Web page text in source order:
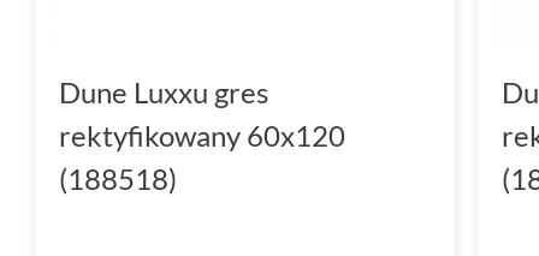
Dune Luxxu gres
rektyfikowany 60x120
(188518)